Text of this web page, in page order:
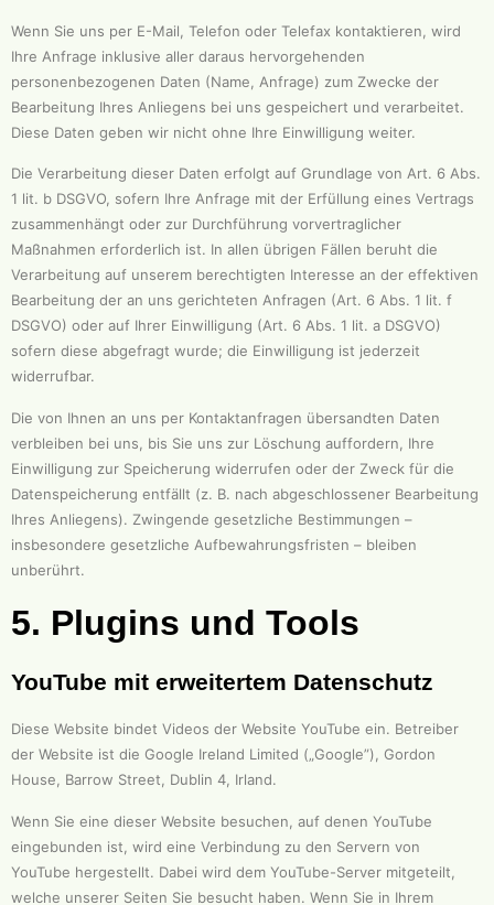
Wenn Sie uns per E-Mail, Telefon oder Telefax kontaktieren, wird
Ihre Anfrage inklusive aller daraus hervorgehenden
personenbezogenen Daten (Name, Anfrage) zum Zwecke der
Bearbeitung Ihres Anliegens bei uns gespeichert und verarbeitet.
Diese Daten geben wir nicht ohne Ihre Einwilligung weiter.
Die Verarbeitung dieser Daten erfolgt auf Grundlage von Art. 6 Abs.
1 lit. b DSGVO, sofern Ihre Anfrage mit der Erfüllung eines Vertrags
zusammenhängt oder zur Durchführung vorvertraglicher
Maßnahmen erforderlich ist. In allen übrigen Fällen beruht die
Verarbeitung auf unserem berechtigten Interesse an der effektiven
Bearbeitung der an uns gerichteten Anfragen (Art. 6 Abs. 1 lit. f
DSGVO) oder auf Ihrer Einwilligung (Art. 6 Abs. 1 lit. a DSGVO)
sofern diese abgefragt wurde; die Einwilligung ist jederzeit
widerrufbar.
Die von Ihnen an uns per Kontaktanfragen übersandten Daten
verbleiben bei uns, bis Sie uns zur Löschung auffordern, Ihre
Einwilligung zur Speicherung widerrufen oder der Zweck für die
Datenspeicherung entfällt (z. B. nach abgeschlossener Bearbeitung
Ihres Anliegens). Zwingende gesetzliche Bestimmungen –
insbesondere gesetzliche Aufbewahrungsfristen – bleiben
unberührt.
5. Plugins und Tools
YouTube mit erweitertem Datenschutz
Diese Website bindet Videos der Website YouTube ein. Betreiber
der Website ist die Google Ireland Limited („Google”), Gordon
House, Barrow Street, Dublin 4, Irland.
Wenn Sie eine dieser Website besuchen, auf denen YouTube
eingebunden ist, wird eine Verbindung zu den Servern von
YouTube hergestellt. Dabei wird dem YouTube-Server mitgeteilt,
welche unserer Seiten Sie besucht haben. Wenn Sie in Ihrem